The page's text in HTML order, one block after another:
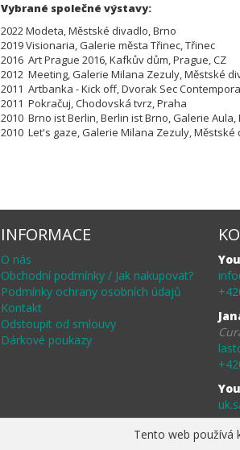
Tento web používá
Vybrané společné výstavy:
2022 Modeta, Městské divadlo, Brno
2019 Visionaria, Galerie města Třinec, Třinec
2016 Art Prague 2016, Kafkův dům, Prague, CZ
2012 Meeting, Galerie Milana Zezuly, Městské
2011 Artbanka - Kick off, Dvorak Sec
2011 Pokračuj, Chodovská tvrz, Praha
2010 Brno ist Berlin, Berlin ist Brno, Galerie Aula,
2010 Let's gaze, Galerie Milana Zezuly,Městské
INFORMACE
O nás
Obchodní podmínky / Jak nakupovat?
Podmínky ochrany osobních údajů
Kontakt
Odstoupit od smlouvy
Dárkové poukazy